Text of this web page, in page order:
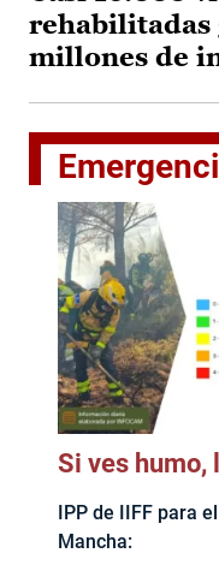
rehabilitadas
millones de
Si ves
IPP de IIFF para
Mancha: